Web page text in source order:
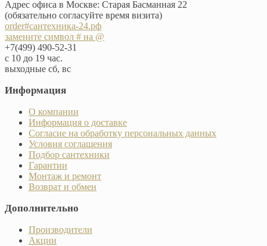
Адрес офиса в Москве: Старая Басманная 22
(обязательно согласуйте время визита)
order#сантехника-24.рф
замените символ # на @
+7(499) 490-52-31
с 10 до 19 час.
выходные сб, вс
Информация
О компании
Информация о доставке
Согласие на обработку персональных данных
Условия соглашения
Подбор сантехники
Гарантии
Монтаж и ремонт
Возврат и обмен
Дополнительно
Производители
Акции